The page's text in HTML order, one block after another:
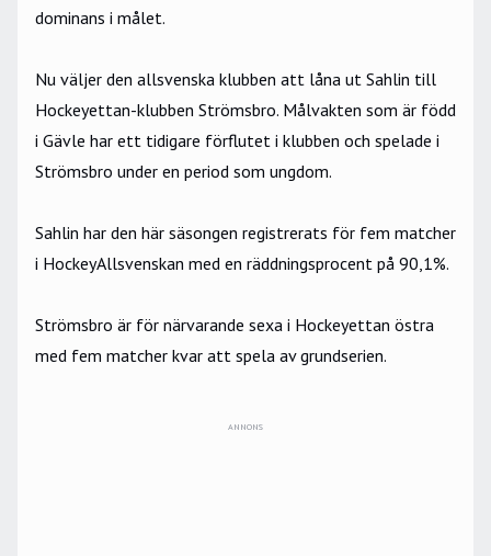
dominans i målet.
Nu väljer den allsvenska klubben att låna ut Sahlin till
Hockeyettan-klubben Strömsbro. Målvakten som är född
i Gävle har ett tidigare förflutet i klubben och spelade i
Strömsbro under en period som ungdom.
Sahlin har den här säsongen registrerats för fem matcher
i HockeyAllsvenskan med en räddningsprocent på 90,1%.
Strömsbro är för närvarande sexa i Hockeyettan östra
med fem matcher kvar att spela av grundserien.
ANNONS